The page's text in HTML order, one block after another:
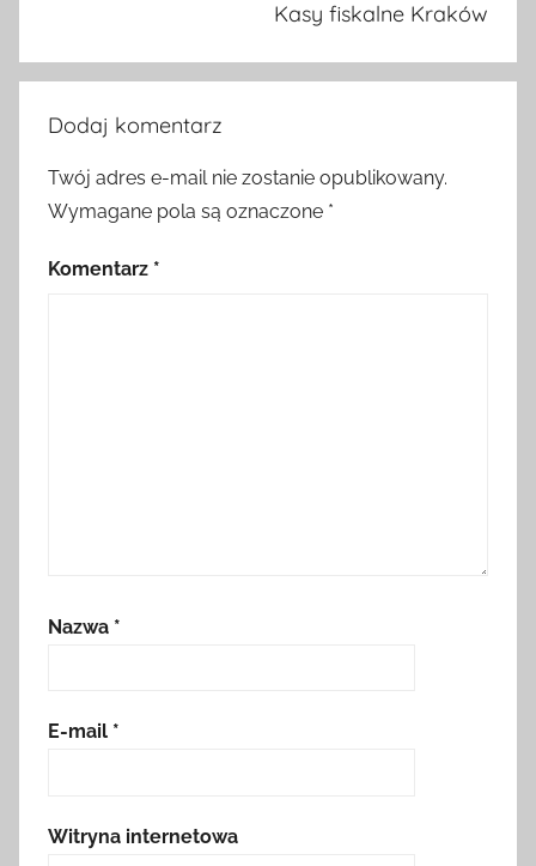
Kasy fiskalne Kraków
Dodaj komentarz
Twój adres e-mail nie zostanie opublikowany.
Wymagane pola są oznaczone *
Komentarz *
Nazwa *
E-mail *
Witryna internetowa